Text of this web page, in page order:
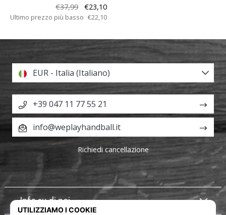
€37,99
€23,10
Ultimo prezzo più basso €22,10
Info su di noi
EUR - Italia (Italiano)
+39 047 11 77 55 21
info@weplayhandball.it
Richiedi cancellazione